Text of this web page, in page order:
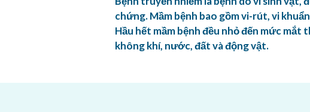
chứng. Mầm bệnh bao gồm vi-rút, vi
Hầu hết mầm bệnh đều nhỏ đến mức
không khí, nước, đất và động vật.